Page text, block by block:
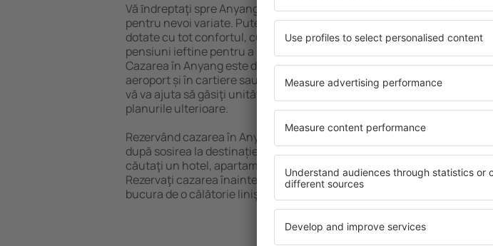
Vă ȋndreptaţi spre Anyang? Găsiți cazare pentru fiecare buget şi
pentru nevoi variate. Puteți beneficia de proprietăți spațioase,
dotate cu tot confortul, cu numeroase facilități, precum și de
pensiuni ieftine pentru a sta câteva zile în timpul unui city break.
Cazarea în Anyang este disponibilă în centrul orașului, lângă
aeroport și în cartiere sau regiuni mai puțin populare. Acest lucru
vă va ajuta să găsiţi unităţi de cazare în funcție de nevoi și de
planurile ulterioare.
Rezervând cazarea în Anyang mai devreme, aveți garanţia că
după sosirea la destinație vă puteţi relaxa, fără a fi nevoie să
căutaţi un hotel, apartament sau altă unitate de cazare.
Rezervaţi cazarea înainte de călătoria spre Anyang și vă veţi
bucura de o călătorie liniştită.